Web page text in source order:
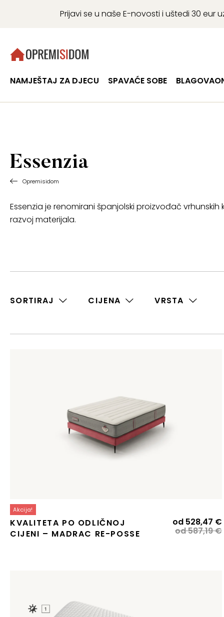
Prijavi se u naše E-novosti i uštedi 30 eur
NAMJEŠTAJ ZA DJECU SPAVAĆE SOBE
Essenzia
Opremisidom
Essenzia je renomirani španjolski proizvođač
razvoj materijala.
Akcija!
KVALITETA PO ODLIČNOJ
CIJENI – MADRAC RE-POSSE
od587,19€
od 528,47 €
SORTIRAJ CIJENA VRSTA